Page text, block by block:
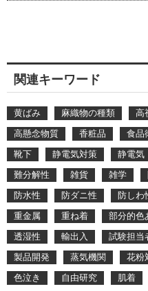
関連キーワード
黄ばみ 麻織物の種類 高
高懸念物質
香粧品 食品
靴下
静電気対策 静電気
難分解性
雑貨 雑学
防水性
防ダニ性 防しわ
重金属
重ね着 部分的色
透湿性
輸出入 試験担当
製品開発
蒸気機関 花粉
色泣き
自由研究 肌着